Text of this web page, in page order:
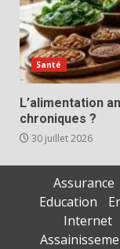
Santé
L’alimentation
chroniques ?
30 juillet 2026
Assurance
Education
Internet